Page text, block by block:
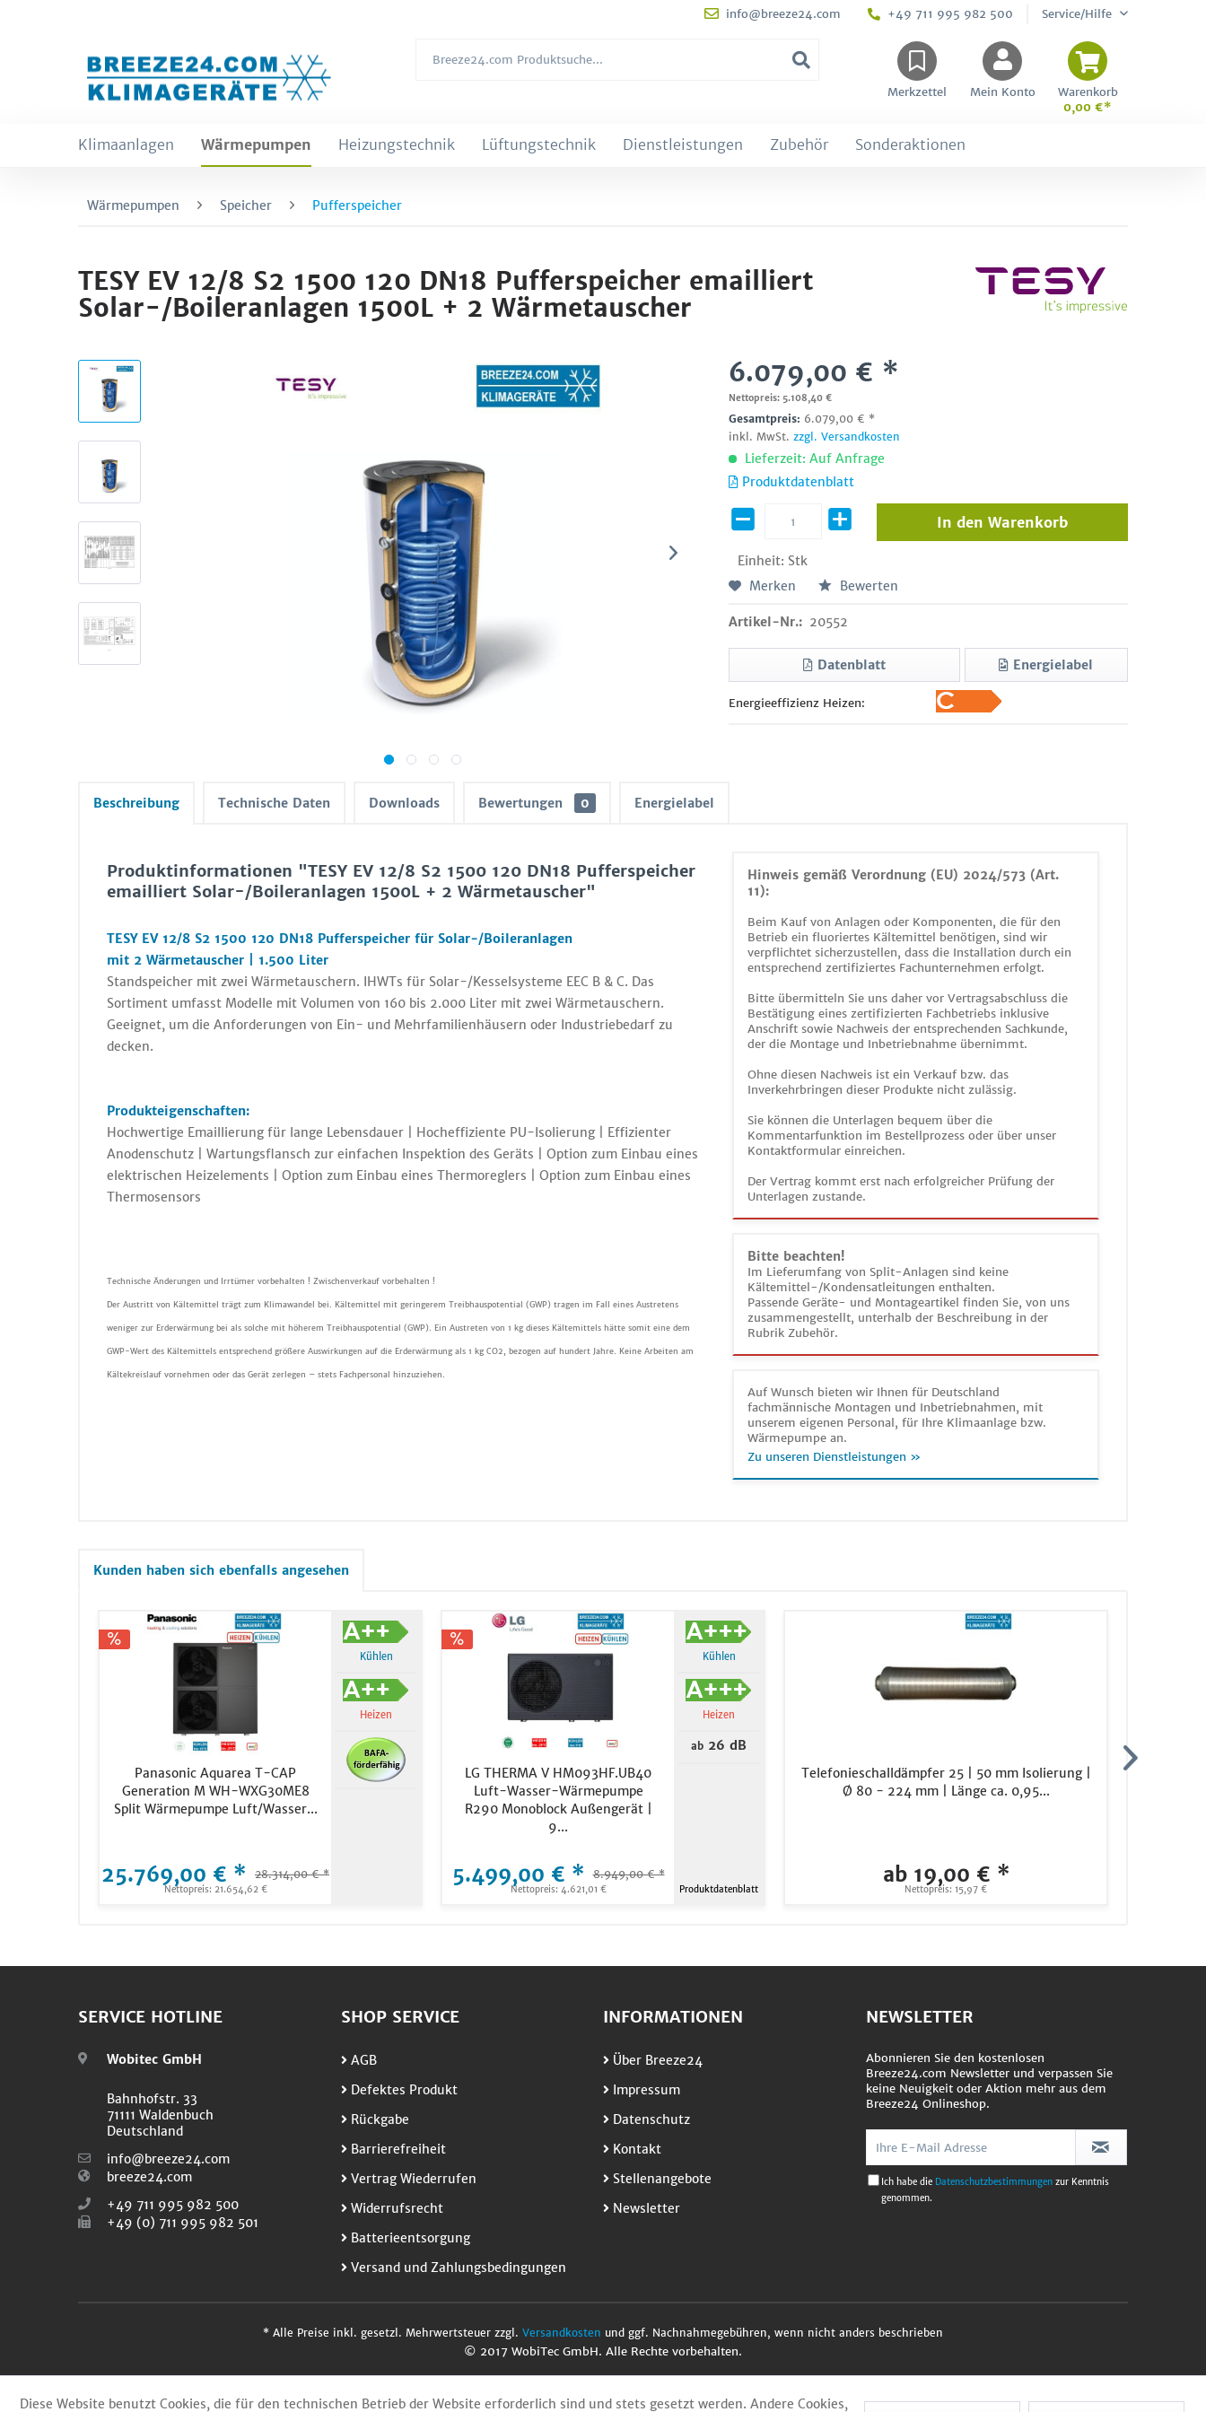
info@breeze24.com +49 711 995 982 500 Service/Hilfe
Merkzettel Mein Konto
Warenkorb
0,00 €*
Klimaanlagen Wärmepumpen Heizungstechnik Lüftungstechnik Dienstleistungen Zubehör Sonderaktionen
Wärmepumpen Speicher Pufferspeicher
TESY EV 12/8 S2 1500 120 DN18 Pufferspeicher emailliert
Solar-/Boileranlagen 1500L + 2 Wärmetauscher
6.079,00 € *
Nettopreis: 5.108,40 €
Gesamtpreis: 6.079,00 € *
inkl. MwSt.zzgl. Versandkosten
Lieferzeit: Auf Anfrage
Produktdatenblatt
Einheit: Stk
In den Warenkorb
Merken Bewerten
Artikel-Nr.: 20552
Datenblatt Energielabel
Energieeffizienz Heizen:
Beschreibung Technische Daten Downloads Bewertungen 0 Energielabel
Hinweis gemäß Verordnung (EU) 2024/573 (Art.
11):
Beim Kauf von Anlagen oder Komponenten, die für den
Betrieb ein fluoriertes Kältemittel benötigen, sind wir
verpflichtet sicherzustellen, dass die Installation durch ein
entsprechend zertifiziertes Fachunternehmen erfolgt.
Bitte übermitteln Sie uns daher vor Vertragsabschluss die
Bestätigung eines zertifizierten Fachbetriebs inklusive
Anschrift sowie Nachweis der entsprechenden Sachkunde,
der die Montage und Inbetriebnahme übernimmt.
Ohne diesen Nachweis ist ein Verkauf bzw. das
Inverkehrbringen dieser Produkte nicht zulässig.
Sie können die Unterlagen bequem über die
Kommentarfunktion im Bestellprozess oder über unser
Kontaktformular einreichen.
Der Vertrag kommt erst nach erfolgreicher Prüfung der
Unterlagen zustande.
Bitte beachten!
Im Lieferumfang von Split-Anlagen sind keine
Kältemittel-/Kondensatleitungen enthalten.
Passende Geräte- und Montageartikel finden Sie, von uns
zusammengestellt, unterhalb der Beschreibung in der
Rubrik Zubehör.
Auf Wunsch bieten wir Ihnen für Deutschland
fachmännische Montagen und Inbetriebnahmen, mit
unserem eigenen Personal, für Ihre Klimaanlage bzw.
Wärmepumpe an.
Zu unseren Dienstleistungen »
Produktinformationen "TESY EV 12/8 S2 1500 120 DN18 Pufferspeicher
emailliert Solar-/Boileranlagen 1500L + 2 Wärmetauscher"
TESY EV 12/8 S2 1500 120 DN18 Pufferspeicher für Solar-/Boileranlagen
mit 2 Wärmetauscher | 1.500 Liter
Standspeicher mit zwei Wärmetauschern. IHWTs für Solar-/Kesselsysteme EEC B & C. Das
Sortiment umfasst Modelle mit Volumen von 160 bis 2.000 Liter mit zwei Wärmetauschern.
Geeignet, um die Anforderungen von Ein- und Mehrfamilienhäusern oder Industriebedarf zu
decken.
Produkteigenschaften:
Hochwertige Emaillierung für lange Lebensdauer | Hocheffiziente PU-Isolierung | Effizienter
Anodenschutz | Wartungsflansch zur einfachen Inspektion des Geräts | Option zum Einbau eines
elektrischen Heizelements | Option zum Einbau eines Thermoreglers | Option zum Einbau eines
Thermosensors
Technische Änderungen und Irrtümer vorbehalten ! Zwischenverkauf vorbehalten !
Der Austritt von Kältemittel trägt zum Klimawandel bei. Kältemittel mit geringerem Treibhauspotential (GWP) tragen im Fall eines Austretens
weniger zur Erderwärmung bei als solche mit höherem Treibhauspotential (GWP). Ein Austreten von 1 kg dieses Kältemittels hätte somit eine dem
GWP-Wert des Kältemittels entsprechend größere Auswirkungen auf die Erderwärmung als 1 kg CO2, bezogen auf hundert Jahre. Keine Arbeiten am
Kältekreislauf vornehmen oder das Gerät zerlegen – stets Fachpersonal hinzuziehen.
Kunden haben sich ebenfalls angesehen
Panasonic Aquarea T-CAP
Generation M WH-WXG30ME8
Split Wärmepumpe Luft/Wasser...
25.769,00 € * 28.314,00 € *
Nettopreis: 21.654,62 €
Kühlen
Heizen
LG THERMA V HM093HF.UB40
Luft-Wasser-Wärmepumpe
R290 Monoblock Außengerät |
9...
5.499,00 € * 8.949,00 € *
Nettopreis: 4.621,01 €
Kühlen
Heizen
ab 26 dB
Produktdatenblatt
Telefonieschalldämpfer 25 | 50 mm Isolierung |
Ø 80 - 224 mm | Länge ca. 0,95...
ab 19,00 € *
Nettopreis: 15,97 €
SERVICE HOTLINE
Wobitec GmbH
Bahnhofstr. 33
71111 Waldenbuch
Deutschland
info@breeze24.com
breeze24.com
+49 711 995 982 500
+49 (0) 711 995 982 501
SHOP SERVICE
AGB
Defektes Produkt
Rückgabe
Barrierefreiheit
Vertrag Wiederrufen
Widerrufsrecht
Batterieentsorgung
Versand und Zahlungsbedingungen
INFORMATIONEN
Über Breeze24
Impressum
Datenschutz
Kontakt
Stellenangebote
Newsletter
NEWSLETTER
Abonnieren Sie den kostenlosen
Breeze24.com Newsletter und verpassen Sie
keine Neuigkeit oder Aktion mehr aus dem
Breeze24 Onlineshop.
Ich habe die Datenschutzbestimmungen zur Kenntnis
genommen.
* Alle Preise inkl. gesetzl. Mehrwertsteuer zzgl. Versandkosten und ggf. Nachnahmegebühren, wenn nicht anders beschrieben
© 2017 WobiTec GmbH. Alle Rechte vorbehalten.
Diese Website benutzt Cookies, die für den technischen Betrieb der Website erforderlich sind und stets gesetzt werden. Andere Cookies,